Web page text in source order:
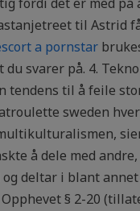
til Astrid
a pornstar
svarer på. 4.
til å feile
sweden
å dele med
deltar i blant
§ 2-20